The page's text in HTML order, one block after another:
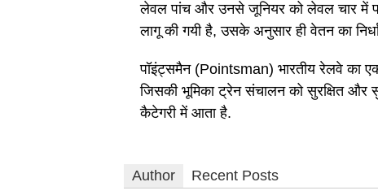
लेवल पांच और उनसे जूनियर को लेवल चार में
लागू की गयी है, उसके अनुसार ही वेतन का
पॉइंट्समैन (Pointsman) भारतीय रेलवे का
जिसकी भूमिका ट्रेन संचालन को सुरक्षित और
कैटेगरी में आता है.
Author Recent Posts